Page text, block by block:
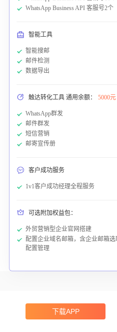
WhatsApp Business API 客服号2个
智能工具
智能搜邮
邮件检测
数据导出
触达转化工具 通用余额： 5000元
WhatsApp群发
邮件群发
短信营销
邮寄宣传册
客户成功服务
1v1客户成功经理全程服务
可选附加权益包：
外贸营销型企业官网搭建
配置企业域名邮箱，含企业邮箱选
配置管理
多端适配，赋能外贸
下载APP